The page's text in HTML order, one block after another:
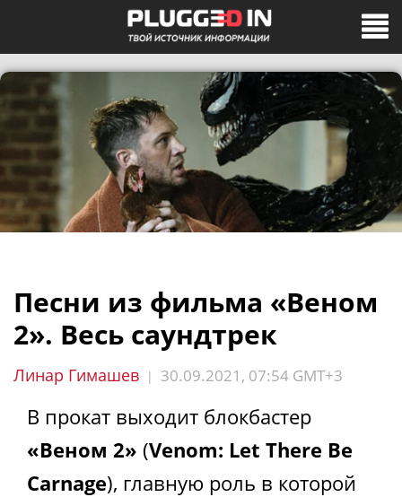
Песни из фильма «Веном
2». Весь саундтрек
Линар Гимашев | 30.09.2021, 07:54 GMT+3
В прокат выходит блокбастер
«Веном 2» (Venom: Let There Be
Carnage), главную роль в которой